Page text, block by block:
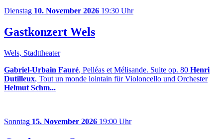
Dienstag 10. November 2026 19:30 Uhr
Gastkonzert Wels
Wels, Stadttheater
Gabriel-Urbain Fauré, Pelléas et Mélisande. Suite op. 80 Henri
Dutilleux, Tout un monde lointain für Violoncello und Orchester
Helmut Schm...
Sonntag 15. November 2026 19:00 Uhr